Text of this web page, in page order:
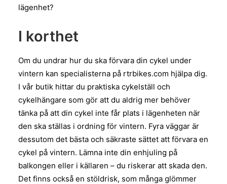
lägenhet?
I korthet
Om du undrar hur du ska förvara din cykel under
vintern kan specialisterna på rtrbikes.com hjälpa dig.
I vår butik hittar du praktiska cykelställ och
cykelhängare som gör att du aldrig mer behöver
tänka på att din cykel inte får plats i lägenheten när
den ska ställas i ordning för vintern. Fyra väggar är
dessutom det bästa och säkraste sättet att förvara en
cykel på vintern. Lämna inte din enhjuling på
balkongen eller i källaren – du riskerar att skada den.
Det finns också en stöldrisk, som många glömmer